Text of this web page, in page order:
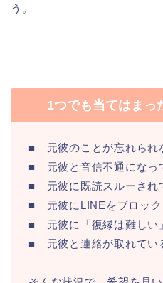
う。
1つでも当てはまっ
■ 元彼のことが忘れられ
■ 元彼と音信不通になっ
■ 元彼に既読スルーされ
■ 元彼にLINEをブロック
■ 元彼に「復縁は難しい
■ 元彼と連絡が取れてい